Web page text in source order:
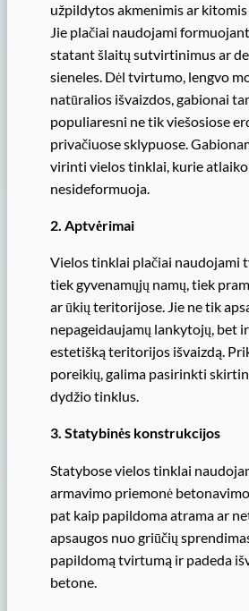
užpildytos akmenimis ar kitomis
Jie plačiai naudojami
statant šlaitų sutvirtinimus ar
sieneles. Dėl tvirtumo, lengvo
natūralios išvaizdos, gabionai
populiaresni ne tik viešosiose
privačiuose sklypuose.
virinti vielos tinklai, kurie
nesideformuoja.
2. Aptvėrimai
Vielos tinklai plačiai naudojami
tiek gyvenamųjų namų, tiek
ar ūkių teritorijose. Jie ne tik
nepageidaujamų lankytojų, bet
estetišką teritorijos išvaizdą.
poreikių, galima pasirinkti
dydžio tinklus.
3. Statybinės konstrukcijos
Statybose vielos tinklai
armavimo priemonė
pat kaip papildoma atrama ar
apsaugos nuo griūčių
papildomą tvirtumą ir padeda
betone.